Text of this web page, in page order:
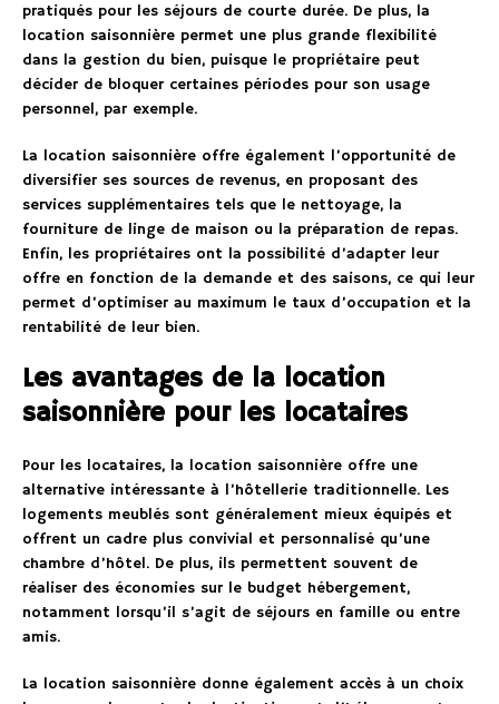
pratiqués pour les séjours de courte durée. De plus, la
location saisonnière permet une plus grande flexibilité
dans la gestion du bien, puisque le propriétaire peut
décider de bloquer certaines périodes pour son usage
personnel, par exemple.
La location saisonnière offre également l’opportunité de
diversifier ses sources de revenus, en proposant des
services supplémentaires tels que le nettoyage, la
fourniture de linge de maison ou la préparation de repas.
Enfin, les propriétaires ont la possibilité d’adapter leur
offre en fonction de la demande et des saisons, ce qui leur
permet d’optimiser au maximum le taux d’occupation et la
rentabilité de leur bien.
Les avantages de la location
saisonnière pour les locataires
Pour les locataires, la location saisonnière offre une
alternative intéressante à l’hôtellerie traditionnelle. Les
logements meublés sont généralement mieux équipés et
offrent un cadre plus convivial et personnalisé qu’une
chambre d’hôtel. De plus, ils permettent souvent de
réaliser des économies sur le budget hébergement,
notamment lorsqu’il s’agit de séjours en famille ou entre
amis.
La location saisonnière donne également accès à un choix